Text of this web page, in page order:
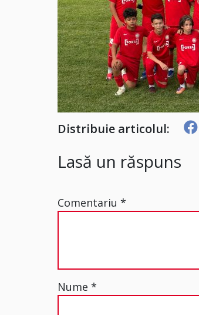
Distribuie articolul:
Lasă un răspuns
Comentariu*
Nume*